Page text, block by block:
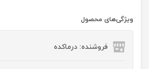
ویژگی‌های محصول
فروشنده: درماکده